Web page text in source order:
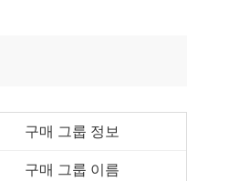
구매 그룹 정보
구매 그룹 이름